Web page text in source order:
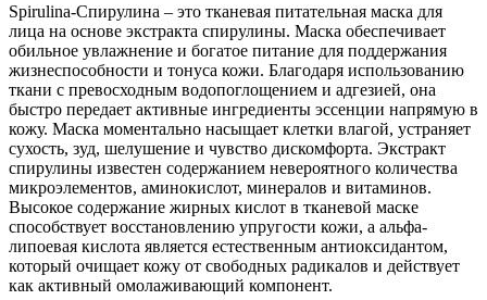
Spirulina-Спирулина – это тканевая питательная маска для
лица на основе экстракта спирулины. Маска обеспечивает
обильное увлажнение и богатое питание для поддержания
жизнеспособности и тонуса кожи. Благодаря использованию
ткани с превосходным водопоглощением и адгезией, она
быстро передает активные ингредиенты эссенции напрямую в
кожу. Маска моментально насыщает клетки влагой, устраняет
сухость, зуд, шелушение и чувство дискомфорта. Экстракт
спирулины известен содержанием невероятного количества
микроэлементов, аминокислот, минералов и витаминов.
Высокое содержание жирных кислот в тканевой маске
способствует восстановлению упругости кожи, а альфа-
липоевая кислота является естественным антиоксидантом,
который очищает кожу от свободных радикалов и действует
как активный омолаживающий компонент.